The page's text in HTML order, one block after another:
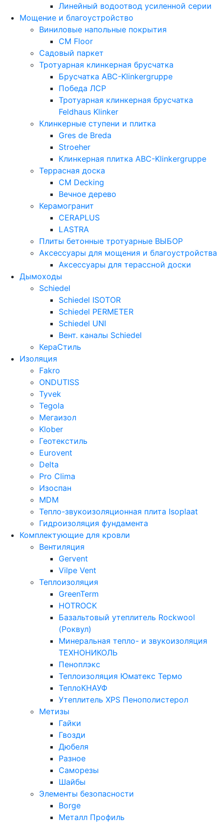
Линейный водоотвод усиленной серии
Мощение и благоустройство
Виниловые напольные покрытия
CM Floor
Садовый паркет
Тротуарная клинкерная брусчатка
Брусчатка АВС-Klinkergruppe
Победа ЛСР
Тротуарная клинкерная брусчатка
Feldhaus Klinker
Клинкерные ступени и плитка
Gres de Breda
Stroeher
Клинкерная плитка ABC-Klinkergruppe
Террасная доска
CM Decking
Вечное дерево
Керамогранит
CERAPLUS
LASTRA
Плиты бетонные тротуарные ВЫБОР
Аксессуары для мощения и благоустройства
Аксессуары для терассной доски
Дымоходы
Schiedel
Schiedel ISOTOR
Schiedel PERMETER
Schiedel UNI
Вент. каналы Schiedel
КераСтиль
Изоляция
Fakro
ONDUTISS
Tyvek
Tegola
Мегаизол
Klober
Геотекстиль
Eurovent
Delta
Pro Clima
Изоспан
MDM
Тепло-звукоизоляционная плита Isoplaat
Гидроизоляция фундамента
Комплектующие для кровли
Вентиляция
Gervent
Vilpe Vent
Теплоизоляция
GreenTerm
HOTROCK
Базальтовый утеплитель Rockwool
(Роквул)
Минеральная тепло- и звукоизоляция
ТЕХНОНИКОЛЬ
Пеноплэкс
Теплоизоляция Юматекс Термо
ТеплоКНАУФ
Утеплитель XPS Пенополистерол
Метизы
Гайки
Гвозди
Дюбеля
Разное
Саморезы
Шайбы
Элементы безопасности
Borge
Металл Профиль